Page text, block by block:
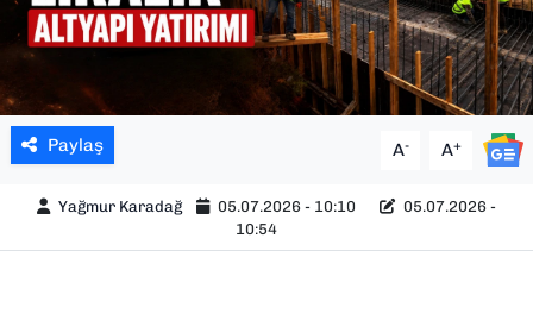
Paylaş A- A+
Yağmur Karadağ 05.07.2026 - 10:10
05.07.2026 -
10:54
YEREL YÖNETİMLER